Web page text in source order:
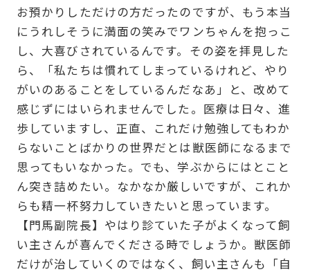
お預かりしただけの方だったのですが、もう本当
にうれしそうに満面の笑みでワンちゃんを抱っこ
し、大喜びされているんです。その姿を拝見した
ら、「私たちは慣れてしまっているけれど、やり
がいのあることをしているんだなあ」と、改めて
感じずにはいられませんでした。医療は日々、進
歩していますし、正直、これだけ勉強してもわか
らないことばかりの世界だとは獣医師になるまで
思ってもいなかった。でも、学ぶからにはとこと
ん突き詰めたい。なかなか厳しいですが、これか
らも精一杯努力していきたいと思っています。
【門馬副院長】やはり診ていた子がよくなって飼
い主さんが喜んでくださる時でしょうか。獣医師
だけが治していくのではなく、飼い主さんも「自